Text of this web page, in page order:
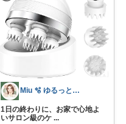
Miu 🫧 ゆるっと自分磨き。
1日の終わりに、お家で心地よ
いサロン級のケ ...